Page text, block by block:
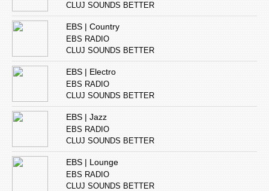
CLUJ SOUNDS BETTER
EBS | Country
EBS RADIO
CLUJ SOUNDS BETTER
EBS | Electro
EBS RADIO
CLUJ SOUNDS BETTER
EBS | Jazz
EBS RADIO
CLUJ SOUNDS BETTER
EBS | Lounge
EBS RADIO
CLUJ SOUNDS BETTER